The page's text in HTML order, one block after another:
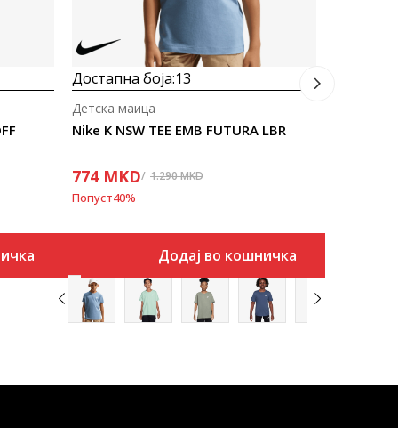
Достапна боја:13
Nike K NSW TEE EMB FUTURA LBR
Детска маица
774 MKD 1.290MKD
Попуст40%
Додај во кошничка